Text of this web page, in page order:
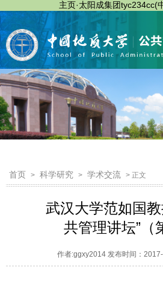
主页·太阳成集团tyc234cc(
首页 > 科学研究 > 学术交流 > 正文
武汉大学范如国
共管理讲坛”（
作者:ggxy2014 发布时间：